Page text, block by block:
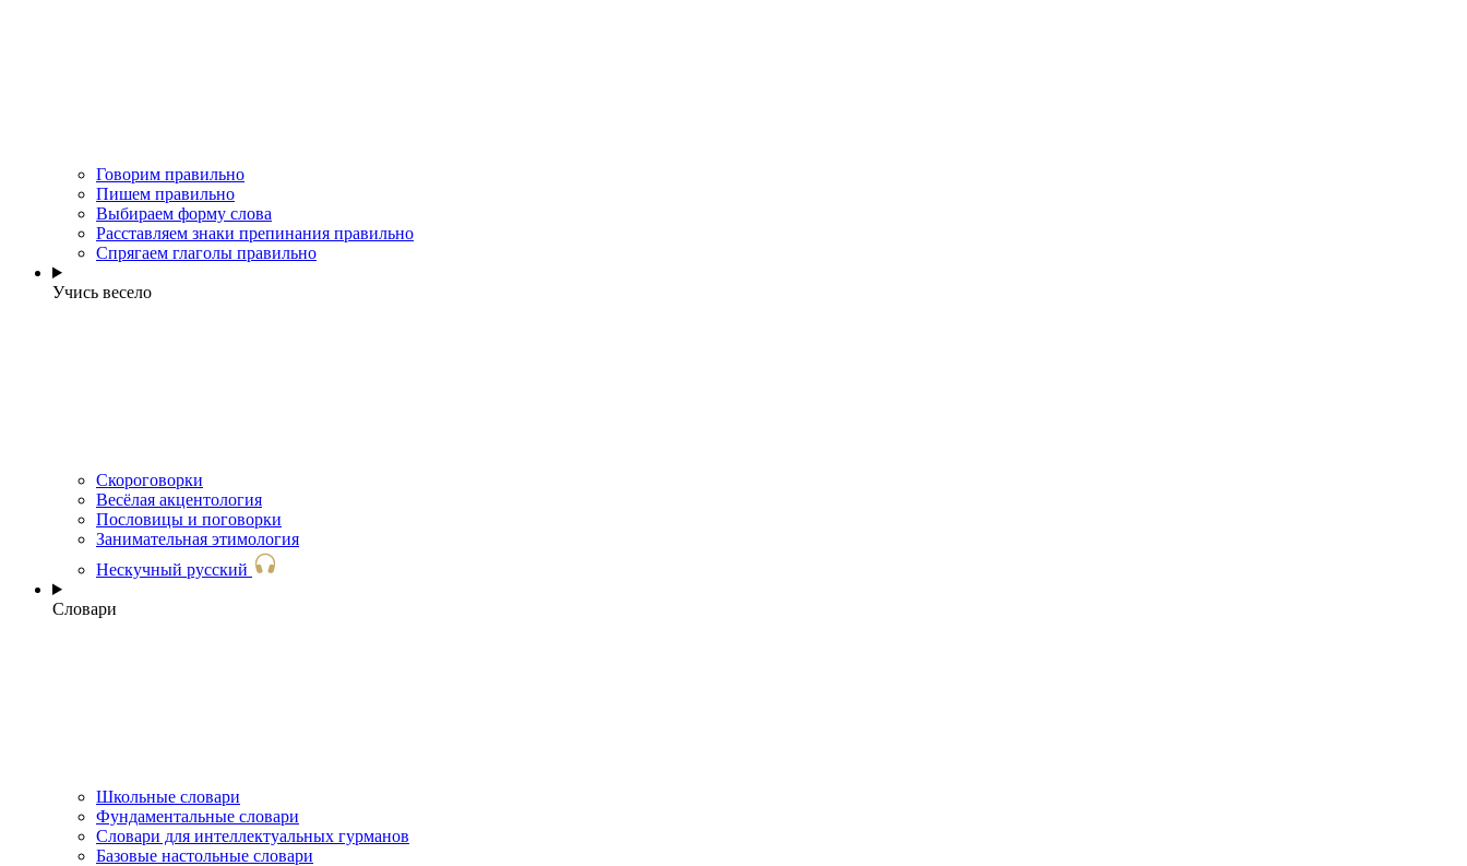
Говорим правильно
Пишем правильно
Выбираем форму слова
Расставляем знаки препинания правильно
Спрягаем глаголы правильно
Учись весело
Скороговорки
Весёлая акцентология
Пословицы и поговорки
Занимательная этимология
Нескучный русский
Словари
Школьные словари
Фундаментальные словари
Словари для интеллектуальных гурманов
Базовые настольные словари